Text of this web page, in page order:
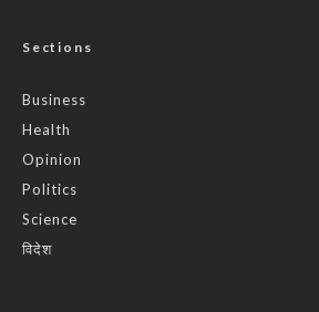
Sections
Business
Health
Opinion
Politics
Science
विदेश